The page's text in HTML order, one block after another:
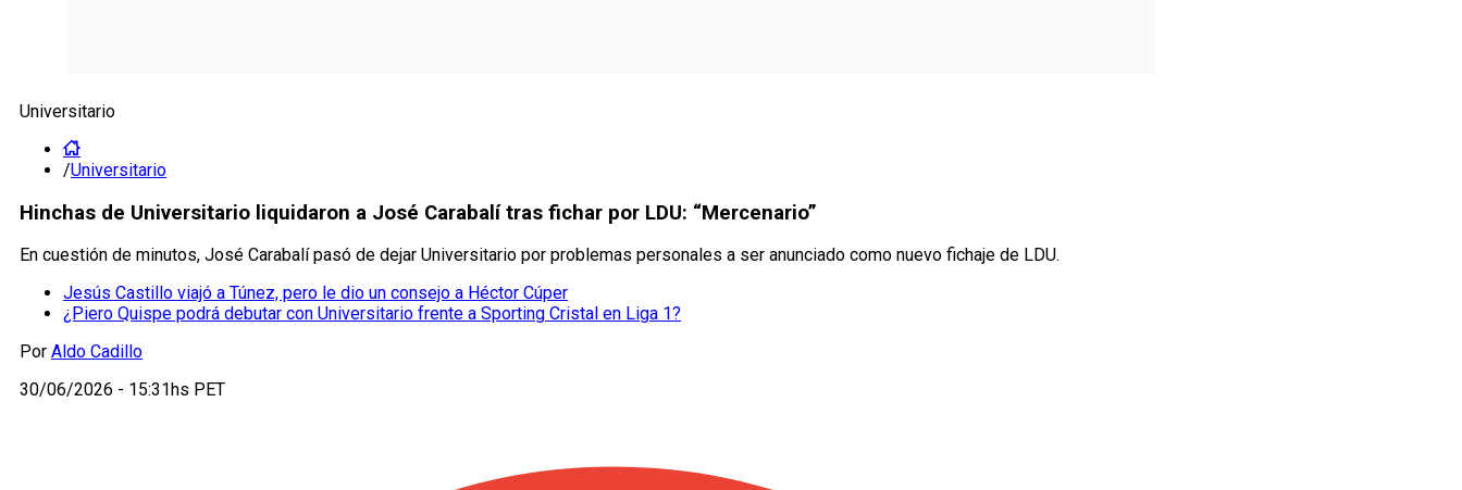
Universitario
/Universitario
Hinchas de Universitario liquidaron a José Carabalí tras fichar por LDU: “Mercenario”
En cuestión de minutos, José Carabalí pasó de dejar Universitario por problemas personales a ser anunciado como nuevo fichaje de LDU.
Jesús Castillo viajó a Túnez, pero le dio un consejo a Héctor Cúper
¿Piero Quispe podrá debutar con Universitario frente a Sporting Cristal en Liga 1?
Por Aldo Cadillo
30/06/2026 - 15:31hs PET